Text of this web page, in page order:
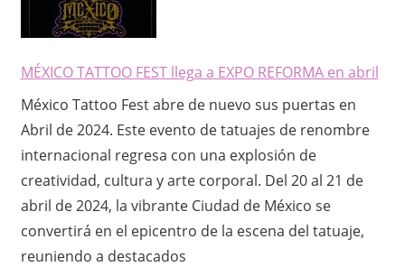
MÉXICO TATTOO FEST llega a EXPO REFORMA en abril
México Tattoo Fest abre de nuevo sus puertas en
Abril de 2024. Este evento de tatuajes de renombre
internacional regresa con una explosión de
creatividad, cultura y arte corporal. Del 20 al 21 de
abril de 2024, la vibrante Ciudad de México se
convertirá en el epicentro de la escena del tatuaje,
reuniendo a destacados